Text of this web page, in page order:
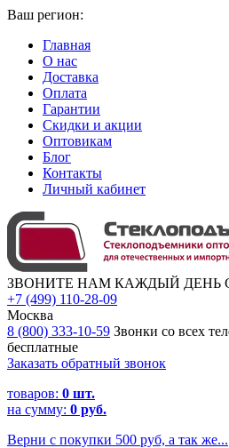
Ваш регион:
Главная
О нас
Доставка
Оплата
Гарантии
Скидки и акции
Оптовикам
Блог
Контакты
Личный кабинет
ЗВОНИТЕ НАМ КАЖДЫЙ ДЕНЬ С
+7 (499) 110-28-09
Москва
8 (800) 333-10-59 Звонки со всех
бесплатные
Заказать обратный звонок
товаров: 0 шт.
на сумму: 0 руб.
Верни с покупки 500 руб, а так же...